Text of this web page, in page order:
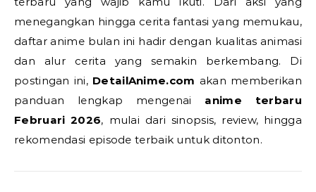
menegangkan hingga cerita fantasi yang memukau,
daftar anime bulan ini hadir dengan kualitas animasi
dan alur cerita yang semakin berkembang. Di
postingan ini, DetailAnime.com akan memberikan
panduan lengkap mengenai anime terbaru
Februari 2026, mulai dari sinopsis, review, hingga
rekomendasi episode terbaik untuk ditonton.